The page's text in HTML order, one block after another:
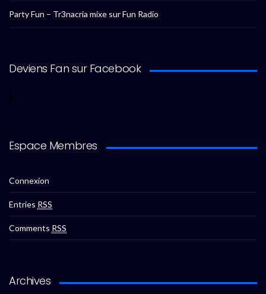
Party Fun – Tr3nacria mixe sur Fun Radio
Deviens Fan sur Facebook
Espace Membres
Connexion
Entries RSS
Comments RSS
Archives